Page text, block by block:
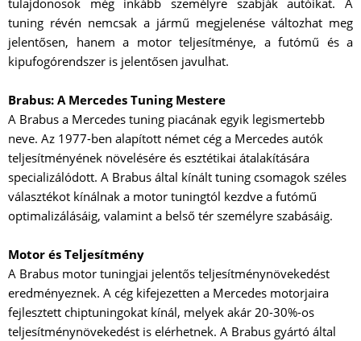
tuning révén nemcsak a jármű megjelenése változhat meg
jelentősen, hanem a motor teljesítménye, a futómű és a
kipufogórendszer is jelentősen javulhat.
Brabus: A Mercedes Tuning Mestere
A Brabus a Mercedes tuning piacának egyik legismertebb
neve. Az 1977-ben alapított német cég a Mercedes autók
teljesítményének növelésére és esztétikai átalakítására
specializálódott. A Brabus által kínált tuning csomagok széles
választékot kínálnak a motor tuningtól kezdve a futómű
optimalizálásáig, valamint a belső tér személyre szabásáig.
Motor és Teljesítmény
A Brabus motor tuningjai jelentős teljesítménynövekedést
eredményeznek. A cég kifejezetten a Mercedes motorjaira
fejlesztett chiptuningokat kínál, melyek akár 20-30%-os
teljesítménynövekedést is elérhetnek. A Brabus gyártó által